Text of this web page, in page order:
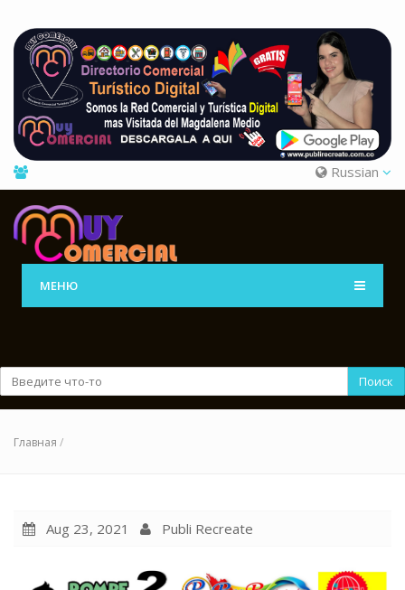
Russian
МЕНЮ
Поиск
Главная /
Aug 23, 2021 Publi Recreate